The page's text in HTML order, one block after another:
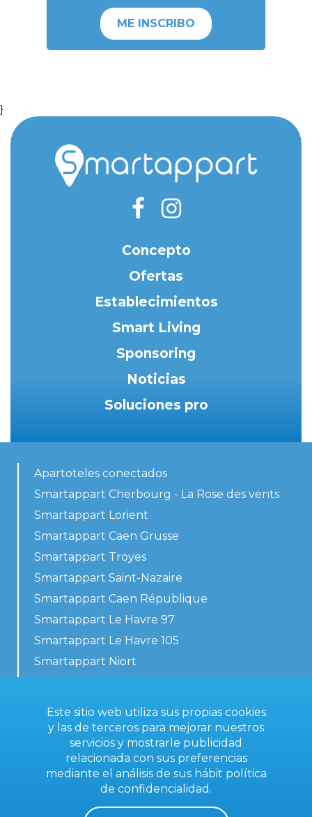
ME INSCRIBO
}
Concepto
Ofertas
Establecimientos
Smart Living
Sponsoring
Noticias
Soluciones pro
Apartoteles conectados
Smartappart Cherbourg - La Rose des vents
Smartappart Lorient
Smartappart Caen Grusse
Smartappart Troyes
Smartappart Saint-Nazaire
Smartappart Caen République
Smartappart Le Havre 97
Smartappart Le Havre 105
Smartappart Niort
Contacta con nosotros
Condiciones generales
Este sitio web utiliza sus propias cookies
y las de terceros para mejorar nuestros
servicios y mostrarle publicidad
relacionada con sus preferencias
mediante el análisis de sus hábit política
de confidencialidad .